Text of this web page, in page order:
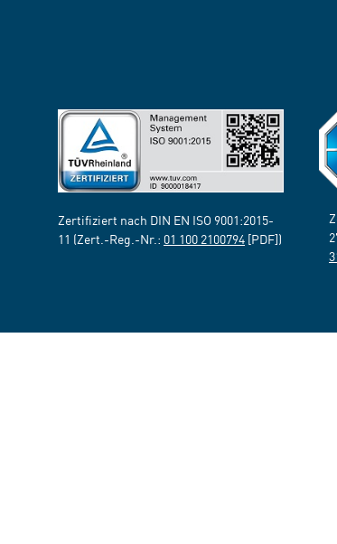
Zertifiziert nach DIN EN ISO 9001:2015-
11 (Zert.-Reg.-Nr.: 01 100 2100794 [PDF])